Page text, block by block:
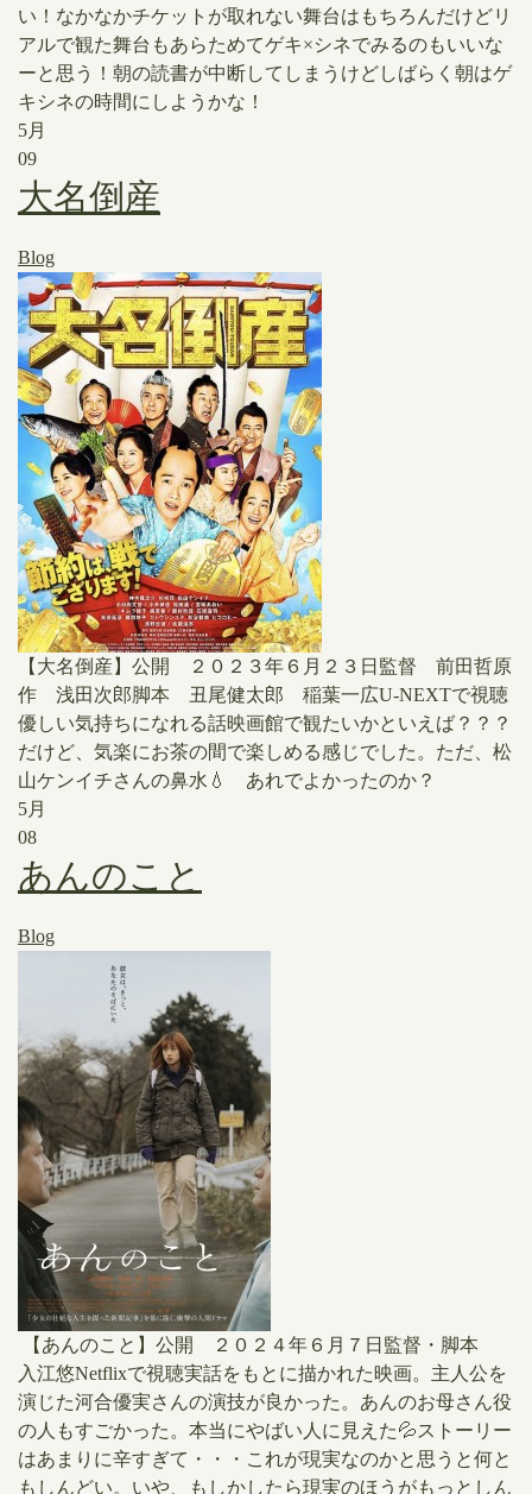
い！なかなかチケットが取れない舞台はもちろんだけどリ
アルで観た舞台もあらためてゲキ×シネでみるのもいいな
ーと思う！朝の読書が中断してしまうけどしばらく朝はゲ
キシネの時間にしようかな！
5月
09
大名倒産
Blog
【大名倒産】公開 ２０２３年６月２３日監督 前田哲原
作 浅田次郎脚本 丑尾健太郎 稲葉一広U-NEXTで視聴
優しい気持ちになれる話映画館で観たいかといえば？？？
だけど、気楽にお茶の間で楽しめる感じでした。ただ、松
山ケンイチさんの鼻水💧 あれでよかったのか？
5月
08
あんのこと
Blog
【あんのこと】公開 ２０２４年６月７日監督・脚本
入江悠Netflixで視聴実話をもとに描かれた映画。主人公を
演じた河合優実さんの演技が良かった。あんのお母さん役
の人もすごかった。本当にやばい人に見えた💦ストーリー
はあまりに辛すぎて・・・これが現実なのかと思うと何と
もしんどい。いや、もしかしたら現実のほうがもっとしん